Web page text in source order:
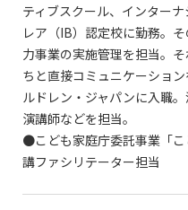
ティブスクール、インター
レア（IB）認定校に勤務。
力事業の実施管理を担当。
ちと直接コミュニケーショ
ルドレン・ジャパンに入職
演講師などを担当。
●こども家庭庁委託事業「
講ファシリテーター担当